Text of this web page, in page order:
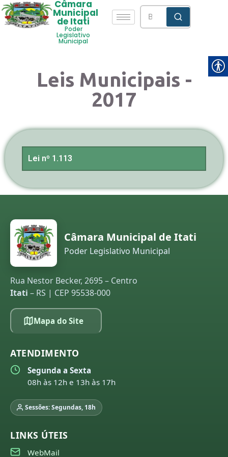
Câmara
Municipal
de Itati
Poder
Legislativo
Municipal
Leis Municipais -
2017
Lei nº 1.113
Câmara Municipal de Itati
Poder Legislativo Municipal
Rua Nestor Becker, 2695 – Centro
Itati – RS | CEP 95538-000
Mapa do Site
ATENDIMENTO
Segunda a Sexta
08h às 12h e 13h às 17h
Sessões: Segundas, 18h
LINKS ÚTEIS
WebMail